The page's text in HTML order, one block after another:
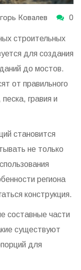
Ковалев 0
строительных
для создания
до мостов.
от правильного
гравия и
становится
не только
региона
конструкция.
составные части
существуют
для